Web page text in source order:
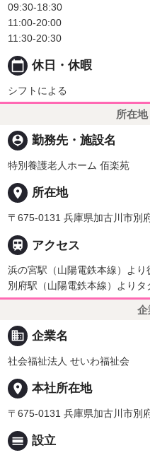
09:30-18:30
11:00-20:00
11:30-20:30
calendar_today 休日・休暇
シフトによる
所在
person_pin 勤務先・施設名
特別養護老人ホーム 佰楽苑
place 所在地
〒675-0131 兵庫県加古川市別
 アクセス
浜の宮駅（山陽電鉄本線）より
別府駅（山陽電鉄本線）よりタ
企
business 企業名
社会福祉法人 せいわ福祉会
place 本社所在地
〒675-0131 兵庫県加古川市別
calendar_view_day 設立